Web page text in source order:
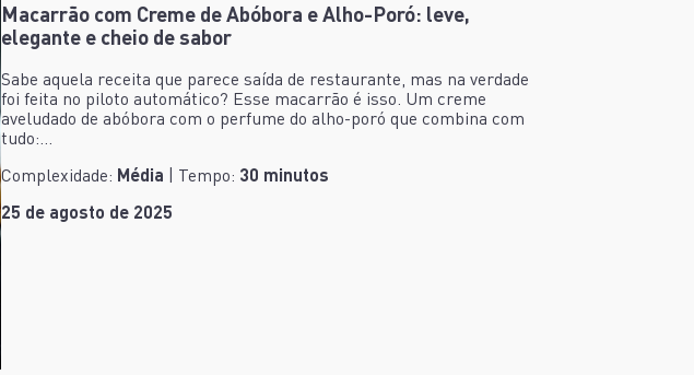
Macarrão com Creme de Abóbora e Alho-Poró: leve,
elegante e cheio de sabor
Sabe aquela receita que parece saída de restaurante, mas na verdade
foi feita no piloto automático? Esse macarrão é isso. Um creme
aveludado de abóbora com o perfume do alho-poró que combina com
tudo:...
Complexidade: Média | Tempo: 30 minutos
25 de agosto de 2025